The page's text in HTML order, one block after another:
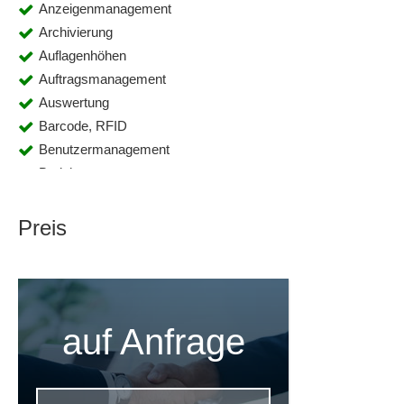
Anzeigenmanagement
Archivierung
Auflagenhöhen
Auftragsmanagement
Auswertung
Barcode, RFID
Benutzermanagement
Berichtsmanagement
CRM
DATEV-Schnittstellen
Direkte Telefonwahl
DMS
Dublettenfunktionen
E-Mail freischalten
Preis
auf Anfrage